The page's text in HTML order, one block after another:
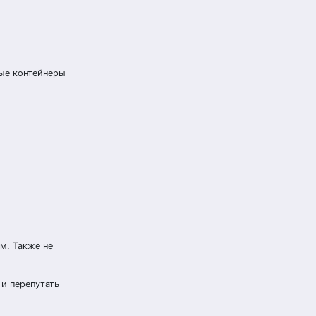
контейнеры
Также не
перепутать